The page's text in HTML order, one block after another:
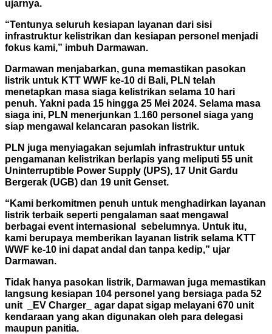
ujarnya.
“Tentunya seluruh kesiapan layanan dari sisi
infrastruktur kelistrikan dan kesiapan personel menjadi
fokus kami,” imbuh Darmawan.
Darmawan menjabarkan, guna memastikan pasokan
listrik untuk KTT WWF ke-10 di Bali, PLN telah
menetapkan masa siaga kelistrikan selama 10 hari
penuh. Yakni pada 15 hingga 25 Mei 2024. Selama masa
siaga ini, PLN menerjunkan 1.160 personel siaga yang
siap mengawal kelancaran pasokan listrik.
PLN juga menyiagakan sejumlah infrastruktur untuk
pengamanan kelistrikan berlapis yang meliputi 55 unit
Uninterruptible Power Supply (UPS), 17 Unit Gardu
Bergerak (UGB) dan 19 unit Genset.
“Kami berkomitmen penuh untuk menghadirkan layanan
listrik terbaik seperti pengalaman saat mengawal
berbagai event internasional sebelumnya. Untuk itu,
kami berupaya memberikan layanan listrik selama KTT
WWF ke-10 ini dapat andal dan tanpa kedip,” ujar
Darmawan.
Tidak hanya pasokan listrik, Darmawan juga memastikan
langsung kesiapan 104 personel yang bersiaga pada 52
unit _EV Charger_ agar dapat sigap melayani 670 unit
kendaraan yang akan digunakan oleh para delegasi
maupun panitia.